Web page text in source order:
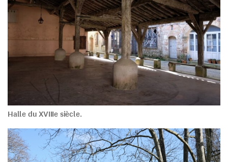
Halle du XVIIIe siècle.